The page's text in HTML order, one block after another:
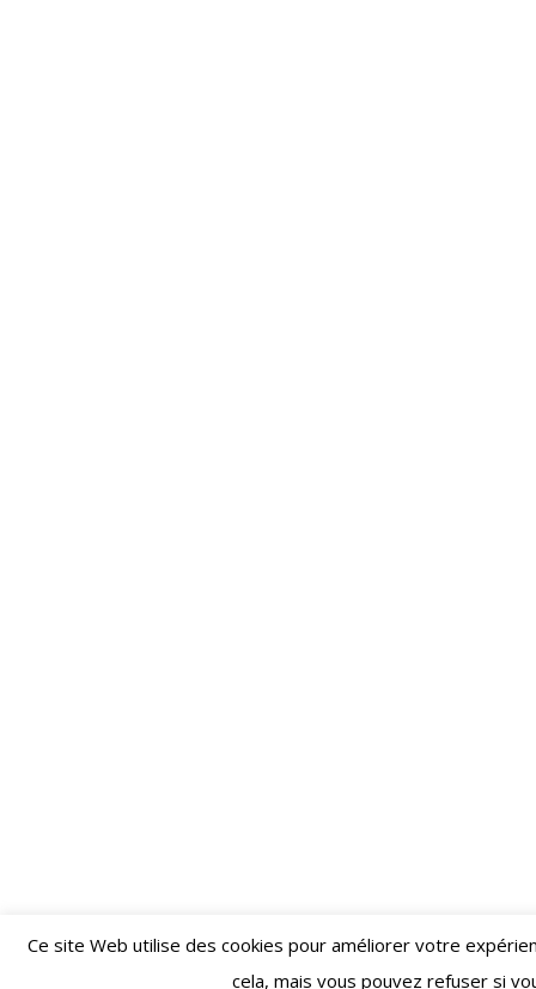
Restez informé·e des dernières actualités du Poing !
ABONNEZ-VOUS À LA
Ce site Web utilise des cookies pour améliorer votre
cela, mais vous pouvez refuser si